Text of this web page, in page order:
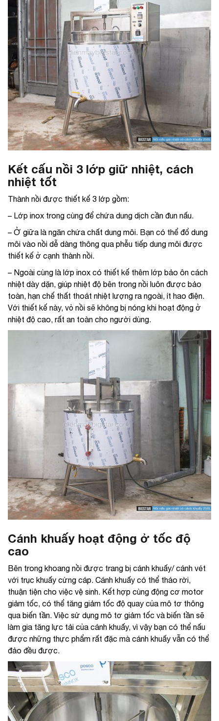
Kết cấu nồi 3 lớp giữ nhiệt, cách
nhiệt tốt
Thành nồi được thiết kế 3 lớp gồm:
– Lớp inox trong cùng để chứa dung dịch cần đun nấu.
– Ở giữa là ngăn chứa chất dung môi. Bạn có thể đổ dung
môi vào nồi dễ dàng thông qua phễu tiếp dung môi được
thiết kế ở cạnh thành nồi.
– Ngoài cùng là lớp inox có thiết kế thêm lớp bảo ôn cách
nhiệt dày dặn, giúp nhiệt độ bên trong nồi luôn được bảo
toàn, hạn chế thất thoát nhiệt lượng ra ngoài, ít hao điện.
Với thiết kế này, vỏ nồi sẽ không bị nóng khi hoạt động ở
nhiệt độ cao, rất an toàn cho người dùng.
Cánh khuấy hoạt động ở tốc độ
cao
Bên trong khoang nồi được trang bị cánh khuấy/ cánh vét
với trục khuấy cứng cáp. Cánh khuấy có thể tháo rời,
thuận tiện cho việc vệ sinh. Kết hợp cùng động cơ motor
giảm tốc, có thể tăng giảm tốc độ quay của mô tơ thông
qua biến tần. Việc sử dụng mô tơ giảm tốc và biến tần sẽ
làm gia tăng lực tải của cánh khuấy, vì vậy bạn có thể nấu
được những thực phẩm rất đặc mà cánh khuấy vẫn có thể
đảo đều được.